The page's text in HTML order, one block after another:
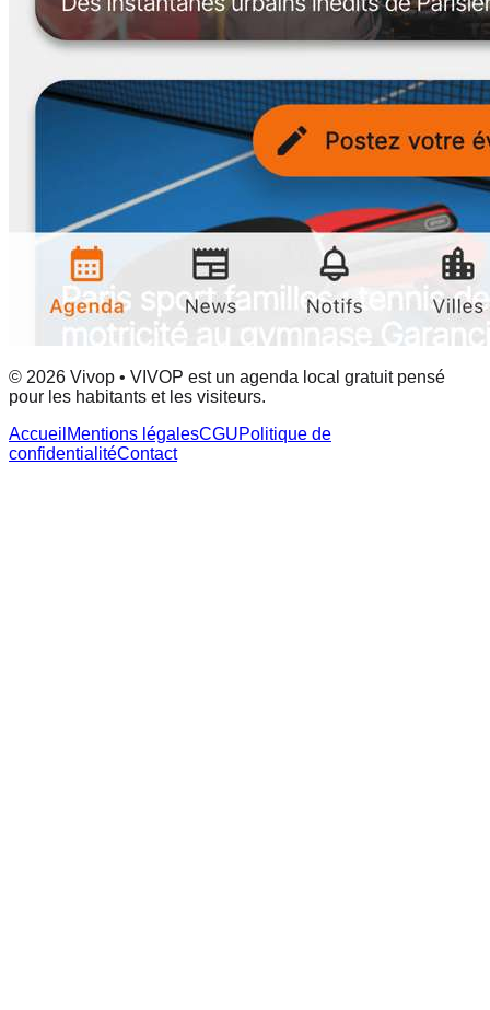
© 2026 Vivop • VIVOP est un agenda local gratuit pensé
pour les habitants et les visiteurs.
Accueil Mentions légalesCGUPolitique de
confidentialitéContact